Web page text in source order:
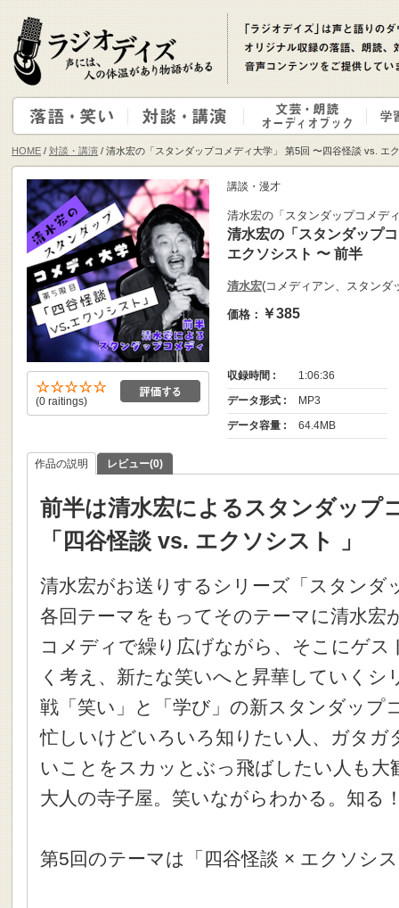
HOME / 対談・講演 / 清水宏の「スタンダップコメディ大学」 第5回 〜四谷怪談 vs. エ
(0 raitings)
講談・漫才
清水宏の「スタンダップコメデ
清水宏の「スタンダップ
エクソシスト 〜 前半
清水宏(コメディアン、スタンダ
価格： ￥385
収録時間 :
1:06:36
データ形式 :
MP3
データ容量 :
64.4MB
作品の説明 レビュー(0)
前半は清水宏によるスタンダップ
「四谷怪談 vs. エクソシスト 」
清水宏がお送りするシリーズ「スタンダ
各回テーマをもってそのテーマに清水宏
コメディで繰り広げながら、そこにゲス
く考え、新たな笑いへと昇華していくシ
戦「笑い」と「学び」の新スタンダップ
忙しいけどいろいろ知りたい人、ガタガ
いことをスカッとぶっ飛ばしたい人も大
大人の寺子屋。笑いながらわかる。知る
第5回のテーマは「四谷怪談 × エクソシ